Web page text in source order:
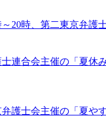
～20時、第二東京弁
連合会主催の「夏休
護士会主催の「夏や